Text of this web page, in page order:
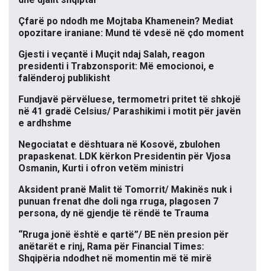
Çfarë po ndodh me Mojtaba Khamenein? Mediat
opozitare iraniane: Mund të vdesë në çdo moment
Gjesti i veçantë i Muçit ndaj Salah, reagon
presidenti i Trabzonsporit: Më emocionoi, e
falënderoj publikisht
Fundjavë përvëluese, termometri pritet të shkojë
në 41 gradë Celsius/ Parashikimi i motit për javën
e ardhshme
Negociatat e dështuara në Kosovë, zbulohen
prapaskenat. LDK kërkon Presidentin për Vjosa
Osmanin, Kurti i ofron vetëm ministri
Aksident pranë Malit të Tomorrit/ Makinës nuk i
punuan frenat dhe doli nga rruga, plagosen 7
persona, dy në gjendje të rëndë te Trauma
“Rruga jonë është e qartë”/ BE nën presion për
anëtarët e rinj, Rama për Financial Times:
Shqipëria ndodhet në momentin më të mirë